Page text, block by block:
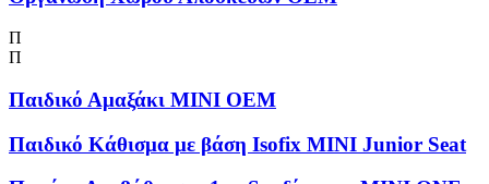
Π
Π
Παιδικό Αμαξάκι MINI OEM
Παιδικό Κάθισμα με βάση Isofix MINI Junior Seat